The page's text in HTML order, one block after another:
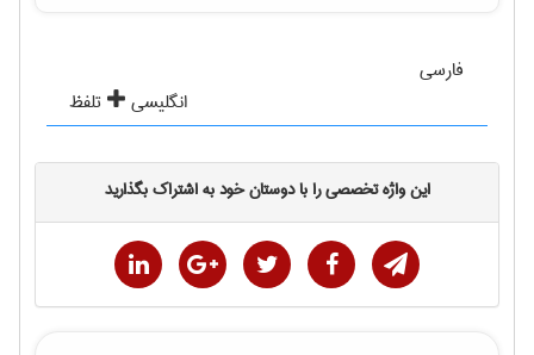
فارسی
انگلیسی
تلفظ
این واژه تخصصی را با دوستان خود به اشتراک بگذارید